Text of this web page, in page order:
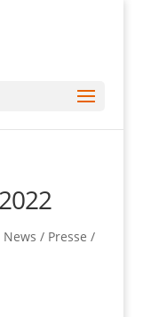
News / Presse /